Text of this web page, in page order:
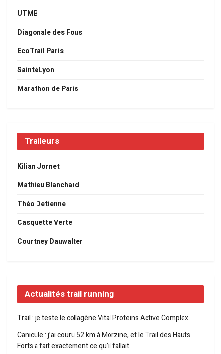
UTMB
Diagonale des Fous
EcoTrail Paris
SaintéLyon
Marathon de Paris
Traileurs
Kilian Jornet
Mathieu Blanchard
Théo Detienne
Casquette Verte
Courtney Dauwalter
Actualités trail running
Trail : je teste le collagène Vital Proteins Active Complex
Canicule : j’ai couru 52 km à Morzine, et le Trail des Hauts
Forts a fait exactement ce qu’il fallait